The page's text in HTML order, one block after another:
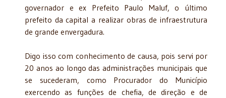
governador e ex Prefeito Paulo Maluf, o último
prefeito da capital a realizar obras de infraestrutura
de grande envergadura.
Digo isso com conhecimento de causa, pois servi por
20 anos ao longo das administrações municipais que
se sucederam, como Procurador do Município
exercendo as funções de chefia, de direção e de